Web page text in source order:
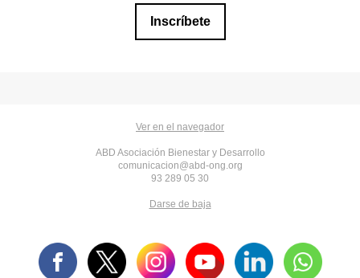
Inscríbete
Ver en el navegador
ABD Asociación Bienestar y Desarrollo
comunicacion@abd-ong.org
93 289 05 30
Darse de baja